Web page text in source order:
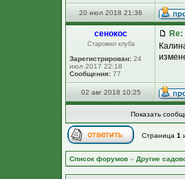
20 июл 2018 21:36
сенокос
Старожил клуба
Зарегистрирован: 24
июл 2017 22:18
Сообщения: 77
Re:
02 авг 2018 10:25
Показать
Страница 1
Список форумов » Другие